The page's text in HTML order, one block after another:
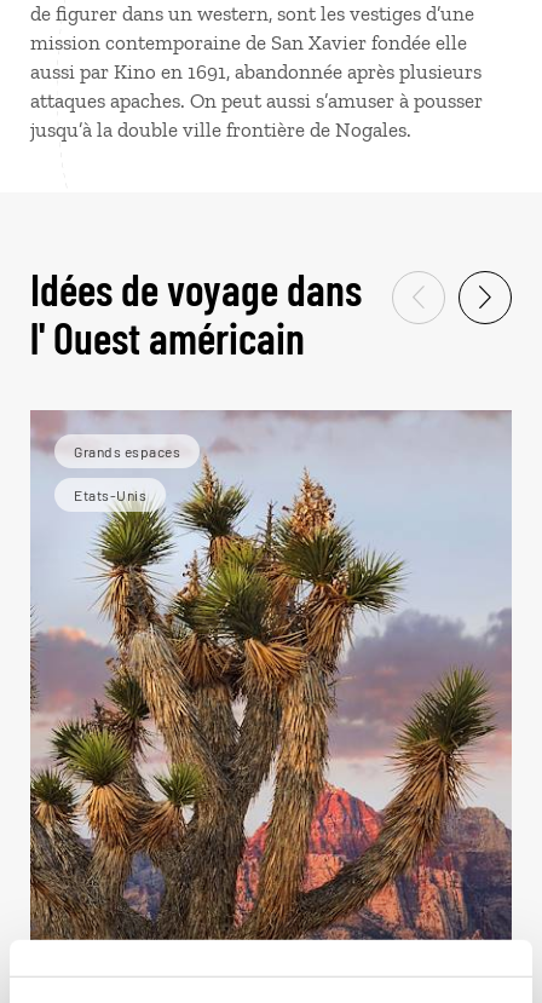
de figurer dans un western, sont les vestiges d’une
mission contemporaine de San Xavier fondée elle
aussi par Kino en 1691, abandonnée après plusieurs
attaques apaches. On peut aussi s’amuser à pousser
jusqu’à la double ville frontière de Nogales.
Idées de voyage dans
l' Ouest américain
Grands espaces
Etats-Unis
Montagnes et déserts de